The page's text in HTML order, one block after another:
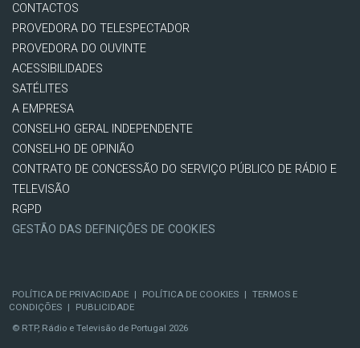
CONTACTOS
PROVEDORA DO TELESPECTADOR
PROVEDORA DO OUVINTE
ACESSIBILIDADES
SATÉLITES
A EMPRESA
CONSELHO GERAL INDEPENDENTE
CONSELHO DE OPINIÃO
CONTRATO DE CONCESSÃO DO SERVIÇO PÚBLICO DE RÁDIO E
TELEVISÃO
RGPD
GESTÃO DAS DEFINIÇÕES DE COOKIES
POLÍTICA DE PRIVACIDADE | POLÍTICA DE COOKIES | TERMOS E
CONDIÇÕES |
PUBLICIDADE
© RTP, Rádio e Televisão de Portugal 2026